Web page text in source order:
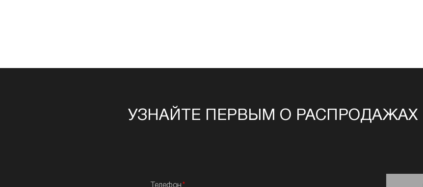
УЗНАЙТЕ ПЕРВЫМ О РАСПРОДАЖАХ
Телефон